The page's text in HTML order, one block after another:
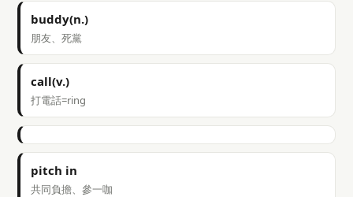
buddy(n.)
朋友、死黨
call(v.)
打電話=ring
pitch in
共同負擔、參一咖